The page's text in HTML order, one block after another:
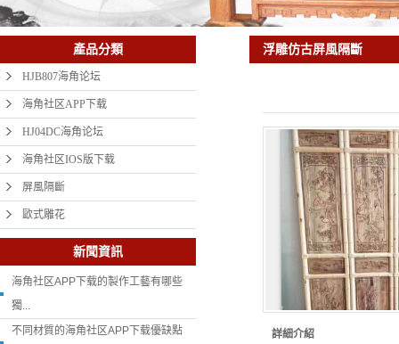
產品分類
HJB807海角论坛
海角社区APP下载
HJ04DC海角论坛
海角社区IOS版下载
屏風隔斷
歐式雕花
新聞資訊
海角社区APP下载的製作工藝有哪些
獨...
不同材質的海角社区APP下载優缺點
浮雕仿古屏風隔斷
詳細介紹